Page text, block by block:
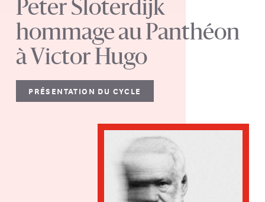
Peter Sloterdijk
hommage au Panthéon
à Victor Hugo
PRÉSENTATION DU CYCLE